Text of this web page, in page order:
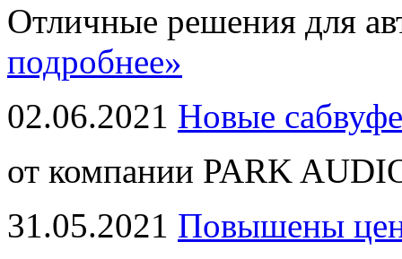
Отличные решения для
подробнее»
02.06.2021 Новые
от компании PARK
31.05.2021 Повышены